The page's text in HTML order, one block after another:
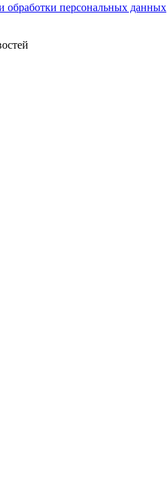
обработки персональных данных